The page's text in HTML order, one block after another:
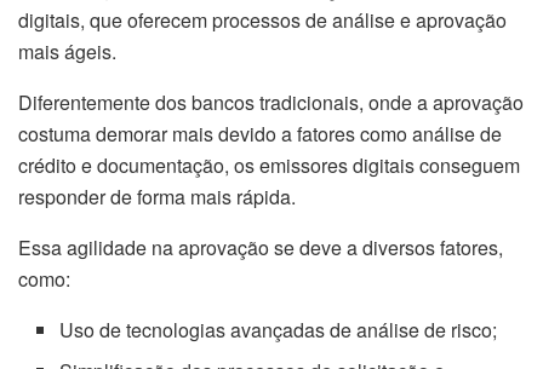
digitais, que oferecem processos de análise e aprovação
mais ágeis.
Diferentemente dos bancos tradicionais, onde a aprovação
costuma demorar mais devido a fatores como análise de
crédito e documentação, os emissores digitais conseguem
responder de forma mais rápida.
Essa agilidade na aprovação se deve a diversos fatores,
como:
Uso de tecnologias avançadas de análise de risco;